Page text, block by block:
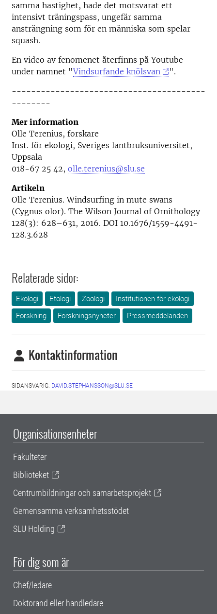
samma hastighet, hade det motsvarat ett
intensivt träningspass, ungefär samma
ansträngning som för en människa som spelar
squash.
En video av fenomenet återfinns på Youtube
under namnet "Vindsurfande knölsvan
".
----------------------------------------
--------
Mer information
Olle Terenius, forskare
Inst. för ekologi, Sveriges lantbruksuniversitet,
Uppsala
018-67 25 42, olle.terenius@slu.se
Artikeln
Olle Terenius. Windsurfing in mute swans
(Cygnus olor). The Wilson Journal of Ornithology
128(3): 628–631, 2016. DOI 10.1676/1559-4491-
128.3.628
Relaterade sidor:
Ekologi Etologi Zoologi
Institutionen för ekologi
Forskning
Forskningsnyheter Pressmeddelanden
Kontaktinformation
SIDANSVARIG: DAVID.STEPHANSSON@SLU.SE
Organisationsenheter
Fakulteter
Biblioteket
Centrumbildningar och samarbetsprojekt
Gemensamma verksamhetsstödet
SLU Holding
För dig som är
Chef/ledare
Doktorand eller handledare